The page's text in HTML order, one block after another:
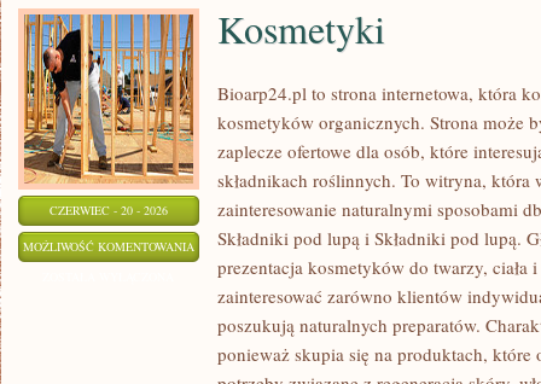
CZERWIEC - 20 - 2026
MOŻLIWOŚĆ KOMENTOWANIA KOSMETYKI
Kosmetyki
Bioarp24.pl to strona internetowa, która
kosmetyków organicznych. Strona może
zaplecze ofertowe dla osób, które
składnikach roślinnych. To witryna, która
zainteresowanie naturalnymi sposobami
Składniki pod lupą i Składniki pod lupą.
prezentacja kosmetyków do twarzy, ciała
zainteresować zarówno klientów
poszukują naturalnych preparatów.
ponieważ skupia się na produktach, które